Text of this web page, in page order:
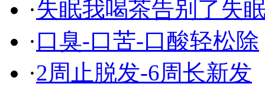
·失眠我喝茶告别了失
·口臭-口苦-口酸轻松除
·2周止脱发-6周长新发